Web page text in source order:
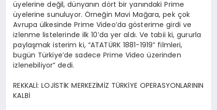
üyelerine değil, dünyanın dört bir yanındaki Prime
üyelerine sunuluyor. Örneğin Mavi Mağara, pek çok
Avrupa ülkesinde Prime Video’da gösterime girdi ve
izlenme listelerinde ilk 10’da yer aldı. Ve tabii ki, gururla
paylaşmak isterim ki, “ATATÜRK 1881-1919” filmleri,
bugün Türkiye’de sadece Prime Video üzerinden
izlenebiliyor” dedi.
REKKALİ: LOJİSTİK MERKEZİMİZ TÜRKİYE OPERASYONLARININ
KALBİ